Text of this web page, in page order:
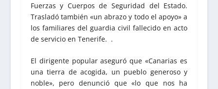
Fuerzas y Cuerpos de Seguridad del Estado.
Trasladó también «un abrazo y todo el apoyo» a
los familiares del guardia civil fallecido en acto
de servicio en Tenerife. .
El dirigente popular aseguró que «Canarias es
una tierra de acogida, un pueblo generoso y
noble», pero denunció que «lo que nos ha